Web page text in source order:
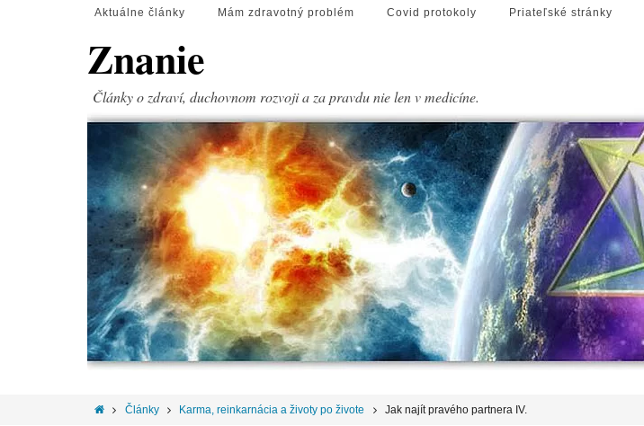
Aktuálne články Mám zdravotný problém Covid protokoly Priateľské stránky
Znanie
Články o zdraví, duchovnom rozvoji a za pravdu nie len v medicíne.
Články Karma, reinkarnácia a životy po živote Jak najít pravého partnera IV.